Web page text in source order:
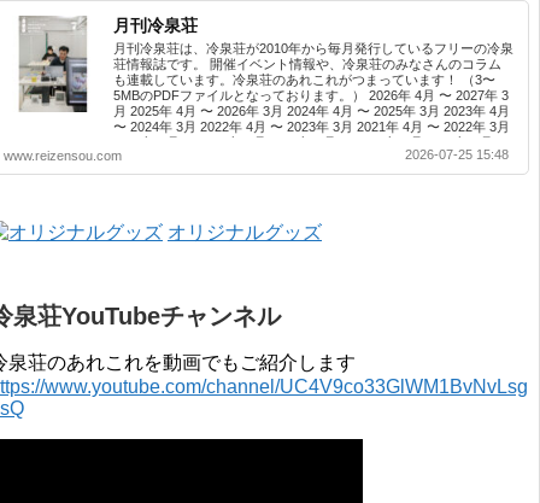
月刊冷泉荘
月刊冷泉荘は、冷泉荘が2010年から毎月発行しているフリーの冷泉
荘情報誌です。 開催イベント情報や、冷泉荘のみなさんのコラム
も連載しています。冷泉荘のあれこれがつまっています！ （3〜
5MBのPDFファイルとなっております。） 2026年 4月 〜 2027年 3
月 2025年 4月 〜 2026年 3月 2024年 4月 〜 2025年 3月 2023年 4月
〜 2024年 3月 2022年 4月 〜 2023年 3月 2021年 4月 〜 2022年 3月
2020年 4月 〜 2021年 3月 2019年 4月 〜 2020年 3月 2018年 4月 〜
2019年 3月 2017年 4月 〜 2018年 3月 2016年 4月 〜 2017年 3月
2015年 4月 〜 2016年 3月 2014年 4月 〜 2015年 3月 2013...
www.reizensou.com 2026-07-25 15:48
オリジナルグッズ
泉荘YouTubeチャンネル
泉荘のあれこれを動画でもご紹介します
www.youtube.com/channel/UC4V9co33GlWM1BvNvLsg